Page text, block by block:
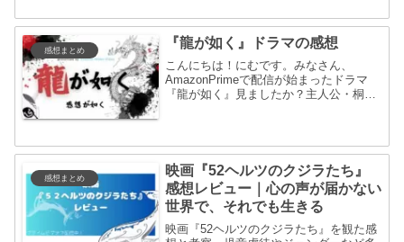
感想まとめ 『龍が如く』ドラマの感想
こんにちは！にむです。みなさん、
AmazonPrimeで配信が始まったドラマ
『龍が如く』見ましたか？主人公・桐生
楽しみにしていました...
感想まとめ
映画『52ヘルツのクジラたち』
感想レビュー｜心の声が届かない
世界で、それでも生きる
映画『52ヘルツのクジラたち』を観た感